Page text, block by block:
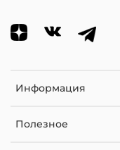
Черный
Информация
Полезное